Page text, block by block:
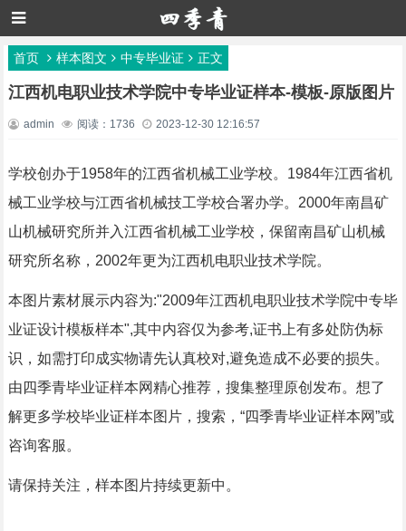
首页 样本图文 中专毕业证 正文
江西机电职业技术学院中专毕业证样本-模板-原版图片
admin 阅读：1736 2023-12-30 12:16:57
学校创办于1958年的江西省机械工业学校。1984年江西省机
械工业学校与江西省机械技工学校合署办学。2000年南昌矿
山机械研究所并入江西省机械工业学校，保留南昌矿山机械
研究所名称，2002年更为江西机电职业技术学院。
本图片素材展示内容为:"2009年江西机电职业技术学院中专毕
业证设计模板样本",其中内容仅为参考,证书上有多处防伪标
识，如需打印成实物请先认真校对,避免造成不必要的损失。
由四季青毕业证样本网精心推荐，搜集整理原创发布。想了
解更多学校毕业证样本图片，搜索，“四季青毕业证样本网”或
咨询客服。
请保持关注，样本图片持续更新中。